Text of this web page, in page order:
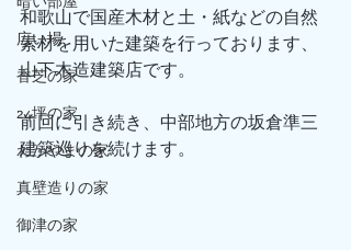
広い場
香芝の家
24坪の家
わかやまの家
真壁造りの家
御津の家
和歌山で国産木材と土・紙などの自然
素材を用いた建築を行っております、
山下木造建築店です。
前回に引き続き、中部地方の坂倉準三
建築巡りを続けます。